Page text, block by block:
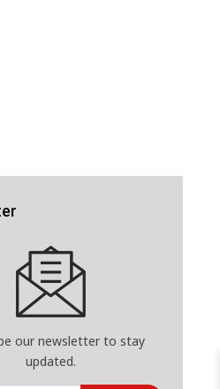
our newsletter to stay
updated.